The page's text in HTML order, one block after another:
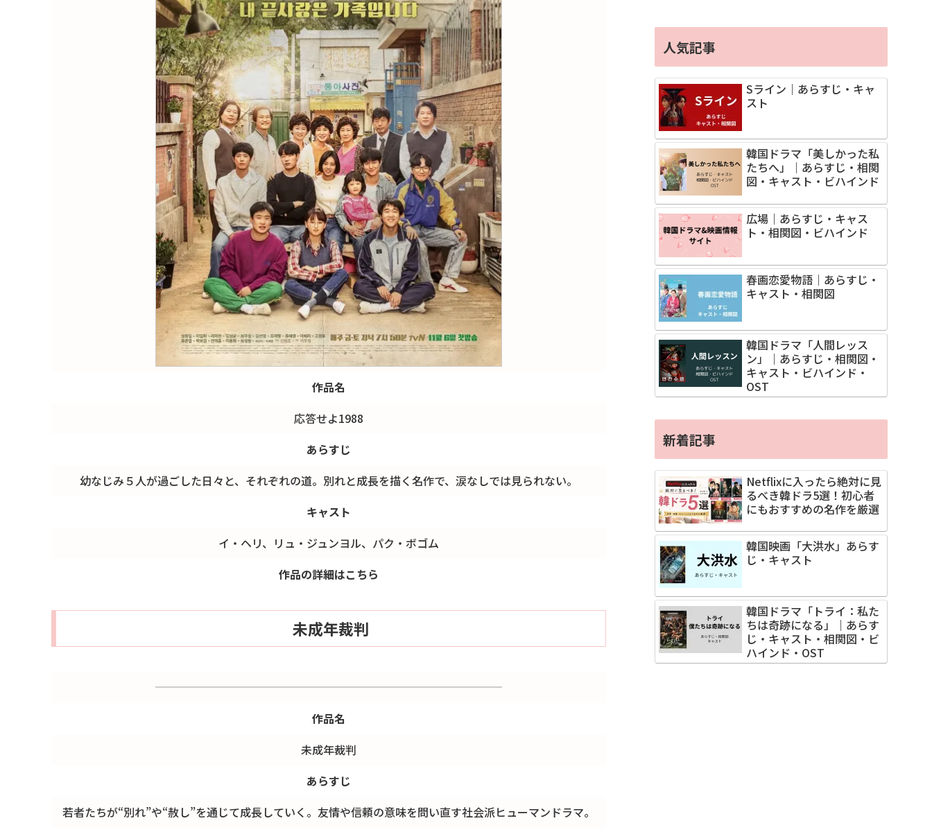
作品名
応答せよ1988
あらすじ
幼なじみ５人が過ごした日々と、それぞれの道。別れと成長を描く名作で、涙なしでは見られない。
キャスト
イ・ヘリ、リュ・ジュンヨル、パク・ボゴム
作品の詳細はこちら
未成年裁判
作品名
未成年裁判
あらすじ
若者たちが“別れ”や“赦し”を通じて成長していく。友情や信頼の意味を問い直す社会派ヒューマンドラマ。
人気記事
Sライン｜あらすじ・キャ
スト
韓国ドラマ「美しかった私
たちへ」｜あらすじ・相関
図・キャスト・ビハインド
広場｜あらすじ・キャス
ト・相関図・ビハインド
春画恋愛物語｜あらすじ・
キャスト・相関図
韓国ドラマ「人間レッス
ン」｜あらすじ・相関図・
キャスト・ビハインド・
OST
新着記事
Netflixに入ったら絶対に見
るべき韓ドラ5選！初心者
にもおすすめの名作を厳選
韓国映画「大洪水」あらす
じ・キャスト
韓国ドラマ「トライ：私た
ちは奇跡になる」｜あらす
じ・キャスト・相関図・ビ
ハインド・OST